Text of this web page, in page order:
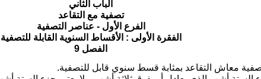
الباب الثاني
تصفية مع التقاعد
الفرع الأول - عناصر التصفية
الفقرة الأولى : الأقساط السنوية القابلة للتصفية
الفصل 9
معاش التقاعد بمثابة قسط سنوي قابل للتصفية.